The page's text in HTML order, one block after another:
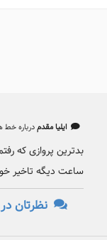
ایلیا مقدمدرباره خط
ساعت دیگه تاخیر
نظرتان